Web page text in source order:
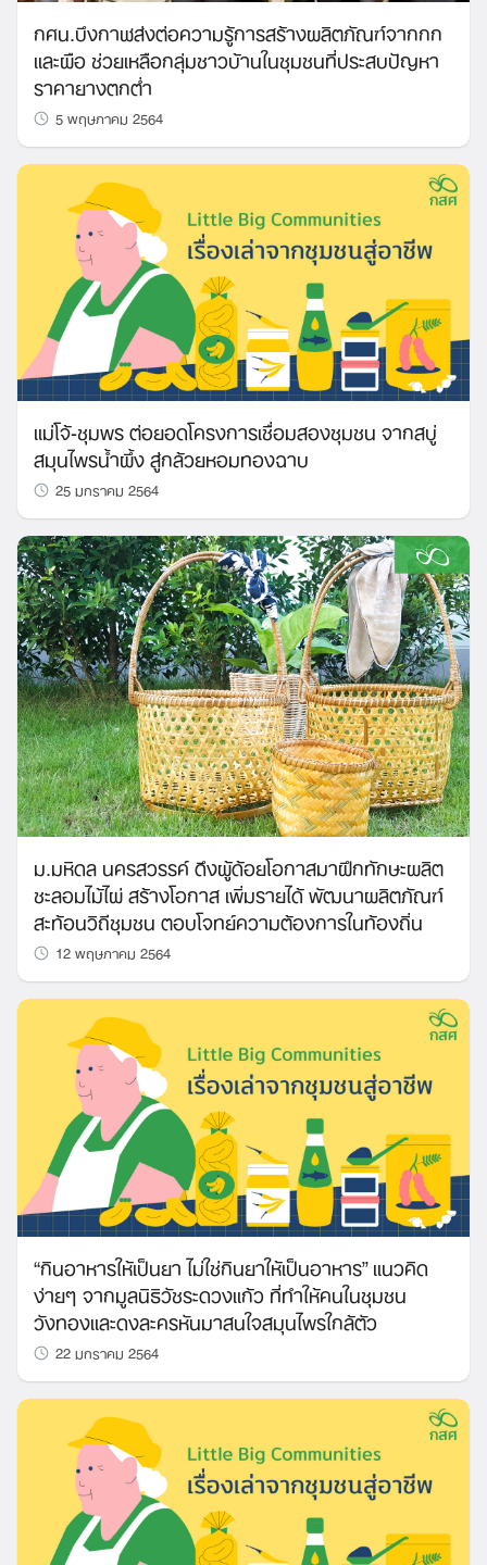
กศน.บึงกาฬส่งต่อความรู้การสร้างผลิตภัณฑ์จากกก
และผือ ช่วยเหลือกลุ่มชาวบ้านในชุมชนที่ประสบปัญหา
ราคายางตกต่ำ
5 พฤษภาคม 2564
แม่โจ้-ชุมพร ต่อยอดโครงการเชื่อมสองชุมชน จากสบู่
สมุนไพรน้ำผึ้ง สู่กล้วยหอมทองฉาบ
25 มกราคม 2564
ม.มหิดล นครสวรรค์ ดึงผู้ด้อยโอกาสมาฝึกทักษะผลิต
ชะลอมไม้ไผ่ สร้างโอกาส เพิ่มรายได้ พัฒนาผลิตภัณฑ์
สะท้อนวิถีชุมชน ตอบโจทย์ความต้องการในท้องถิ่น
12 พฤษภาคม 2564
“กินอาหารให้เป็นยา ไม่ใช่กินยาให้เป็นอาหาร” แนวคิด
ง่ายๆ จากมูลนิธิวัชระดวงแก้ว ที่ทำให้คนในชุมชน
วังทองและดงละครหันมาสนใจสมุนไพรใกล้ตัว
22 มกราคม 2564